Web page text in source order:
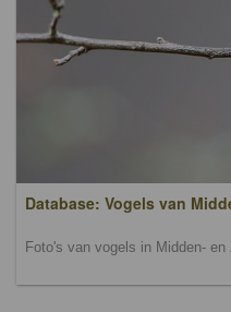
Database: Vogels van
Foto's van vogels in Midden- en